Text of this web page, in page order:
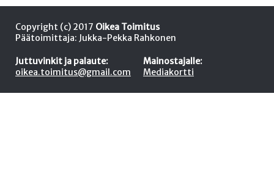
Copyright (c) 2017 Oikea Toimitus
Päätoimittaja: Jukka-Pekka Rahkonen
Juttuvinkit ja palaute:
oikea.toimitus@gmail.com
Mainostajalle:
Mediakortti